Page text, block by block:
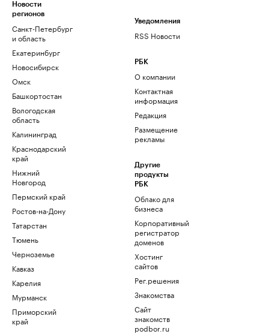
Новости
регионов
Санкт-Петербург
и область
Екатеринбург
Новосибирск
Омск
Башкортостан
Вологодская
область
Калининград
Краснодарский
край
Нижний
Новгород
Пермский край
Ростов-на-Дону
Татарстан
Тюмень
Черноземье
Кавказ
Карелия
Мурманск
Приморский
край
Уведомления
RSS Новости
РБК
О компании
Контактная
информация
Редакция
Размещение
рекламы
Другие
продукты
РБК
Облако для
бизнеса
Корпоративный
регистратор
доменов
Хостинг
сайтов
Рег.решения
Знакомства
Сайт
знакомств
podbor.ru